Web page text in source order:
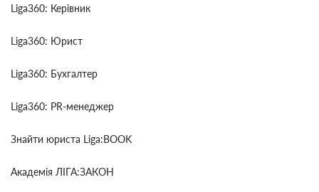
Liga360: Керівник
Liga360: Юрист
Liga360: Бухгалтер
Liga360: PR-менеджер
Знайти юриста Liga:BOOK
Академія ЛІГА:ЗАКОН